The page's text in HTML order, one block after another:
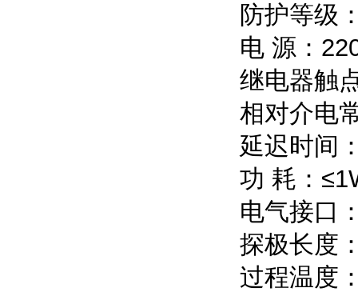
防护等级
电 源：
继电器触
相对介电
延迟时间
功 耗：
电气接口
探极长度
过程温度